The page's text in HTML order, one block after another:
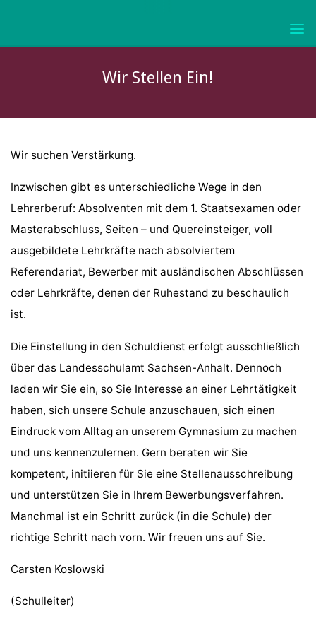
content
FRIEDRICH-
GYMNASIUMWir Stellen Ein!
Wir suchen Verstärkung.
Inzwischen gibt es unterschiedliche Wege in den
Lehrerberuf: Absolventen mit dem 1. Staatsexamen oder
Masterabschluss, Seiten – und Quereinsteiger, voll
ausgebildete Lehrkräfte nach absolviertem
Referendariat, Bewerber mit ausländischen Abschlüssen
oder Lehrkräfte, denen der Ruhestand zu beschaulich
ist.
Die Einstellung in den Schuldienst erfolgt ausschließlich
über das Landesschulamt Sachsen-Anhalt. Dennoch
laden wir Sie ein, so Sie Interesse an einer Lehrtätigkeit
haben, sich unsere Schule anzuschauen, sich einen
Eindruck vom Alltag an unserem Gymnasium zu machen
und uns kennenzulernen. Gern beraten wir Sie
kompetent, initiieren für Sie eine Stellenausschreibung
und unterstützen Sie in Ihrem Bewerbungsverfahren.
Manchmal ist ein Schritt zurück (in die Schule) der
richtige Schritt nach vorn. Wir freuen uns auf Sie.
Carsten Koslowski
(Schulleiter)